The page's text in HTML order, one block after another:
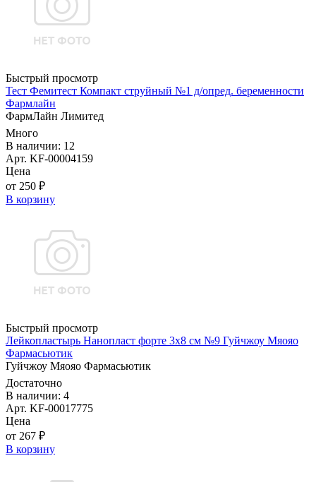
Быстрый просмотр
Тест Фемитест Компакт струйный №1 д/опред. беременности
Фармлайн
ФармЛайн Лимитед
Много
В наличии: 12
Арт. KF-00004159
Цена
от 250 ₽
В корзину
Быстрый просмотр
Лейкопластырь Нанопласт форте 3х8 см №9 Гуйчжоу Мяояо
Фармасьютик
Гуйчжоу Мяояо Фармасьютик
Достаточно
В наличии: 4
Арт. KF-00017775
Цена
от 267 ₽
В корзину